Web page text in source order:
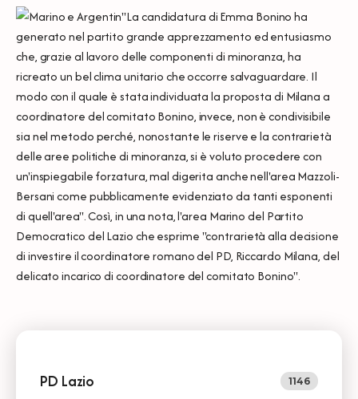
"La candidatura di Emma Bonino ha
generato nel partito grande apprezzamento ed entusiasmo
che, grazie al lavoro delle componenti di minoranza, ha
ricreato un bel clima unitario che occorre salvaguardare. Il
modo con il quale è stata individuata la proposta di Milana a
coordinatore del comitato Bonino, invece, non è condivisibile
sia nel metodo perché, nonostante le riserve e la contrarietà
delle aree politiche di minoranza, si è voluto procedere con
un'inspiegabile forzatura, mal digerita anche nell'area Mazzoli-
Bersani come pubblicamente evidenziato da tanti esponenti
di quell'area". Così, in una nota, l'area Marino del Partito
Democratico del Lazio che esprime "contrarietà alla decisione
di investire il coordinatore romano del PD, Riccardo Milana, del
delicato incarico di coordinatore del comitato Bonino".
PD Lazio 1146